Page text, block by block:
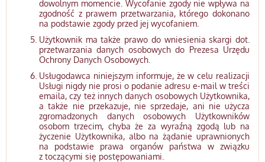
dowolnym momencie. Wycofanie zgody nie wpływa na
zgodność z prawem przetwarzania, którego dokonano
na podstawie zgody przed jej wycofaniem.
Użytkownik ma także prawo do wniesienia skargi dot.
przetwarzania danych osobowych do Prezesa Urzędu
Ochrony Danych Osobowych.
Usługodawca niniejszym informuje, że w celu realizacji
Usługi nigdy nie prosi o podanie adresu e-mail w treści
emaila, czy też innych danych osobowych Użytkownika,
a także nie przekazuje, nie sprzedaje, ani nie użycza
zgromadzonych danych osobowych Użytkowników
osobom trzecim, chyba że za wyraźną zgodą lub na
życzenie Użytkownika, albo na żądanie uprawnionych
na podstawie prawa organów państwa w związku
z toczącymi się postępowaniami.